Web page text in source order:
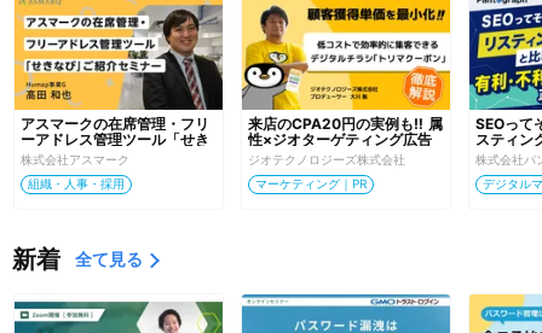
アスマークの在席管理・フリ
ーアドレス管理ツール「せき
なび」ご紹介セミナー
株式会社アスマーク
組織・人事・採用
来店のCPA20円の実例も‼ 属
性×ジオターゲティング広告
でCPAを最小化！
ジオテクノロジーズ株式会社
マーケティング｜PR
SEOって
スティン
不利な点
株式会社パ
デジタル
新着 全て見る